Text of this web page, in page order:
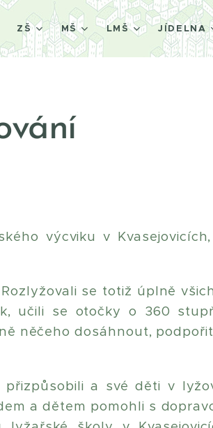
ZŠ MŠ LMŠ JÍDELNA
výcviku v
se totiž úplně
učili se otočky o 360
něčeho dosáhnout, podpořit
a své děti v
a dětem pomohli s